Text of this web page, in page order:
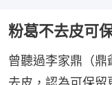
粉葛不去皮可
曾聽過李家鼎（